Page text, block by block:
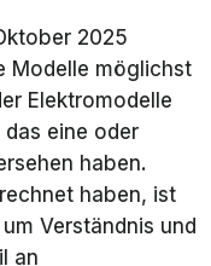
ca. 1,9 kWh/min
ca. 1,9 kWh/min
2025
Modelle möglichst
Elektromodelle
eine oder
haben.
haben, ist
Verständnis und
an